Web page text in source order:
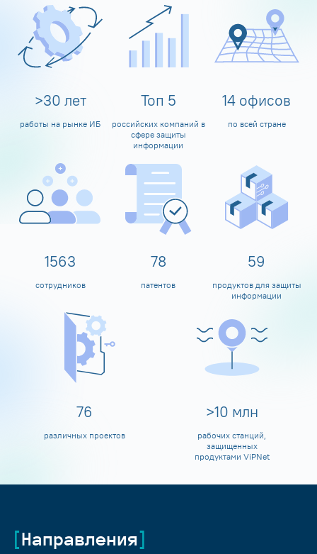
>30 лет
работы на рынке ИБ
Топ 5
российских компаний в
сфере защиты
информации
14 офисов
по всей стране
1600
сотрудников
80
патентов
60
продуктов для защиты
информации
80
различных проектов
>10 млн
рабочих станций,
защищенных
продуктами ViPNet
Направления